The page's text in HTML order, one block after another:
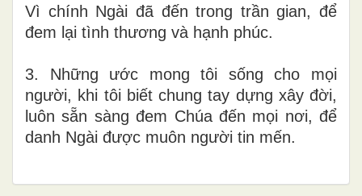
Vì chính Ngài đã đến trong trần gian, để
đem lại tình thương và hạnh phúc.
3. Những ước mong tôi sống cho mọi
người, khi tôi biết chung tay dựng xây đời,
luôn sẵn sàng đem Chúa đến mọi nơi, để
danh Ngài được muôn người tin mến.